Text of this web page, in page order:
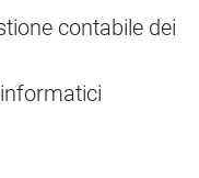
contabile dei